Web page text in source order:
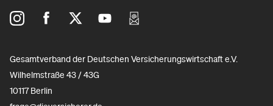
Gesamtverband der Deutschen Versicherungswirtschaft e.V.
Wilhelmstraße 43 / 43G
10117 Berlin